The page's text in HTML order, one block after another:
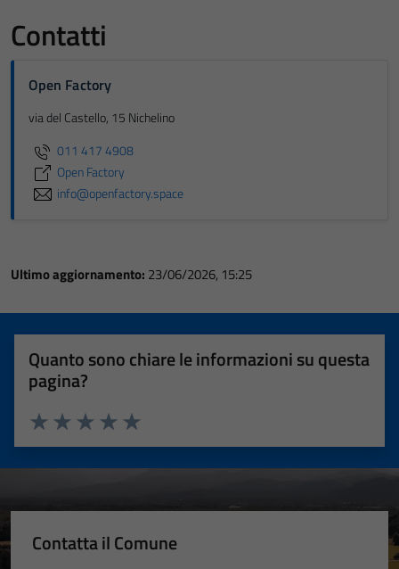
Contatti
Open Factory
via del Castello, 15 Nichelino
011 417 4908
Open Factory
info@openfactory.space
Ultimo aggiornamento: 23/06/2026, 15:25
Quanto sono chiare le informazioni su questa
pagina?
Valuta 5 stelle su 5
Valuta 4 stelle su 5
Valuta 3 stelle su 5
Valuta 2 stelle su 5
Valuta 1 stelle su 5
Contatta il Comune